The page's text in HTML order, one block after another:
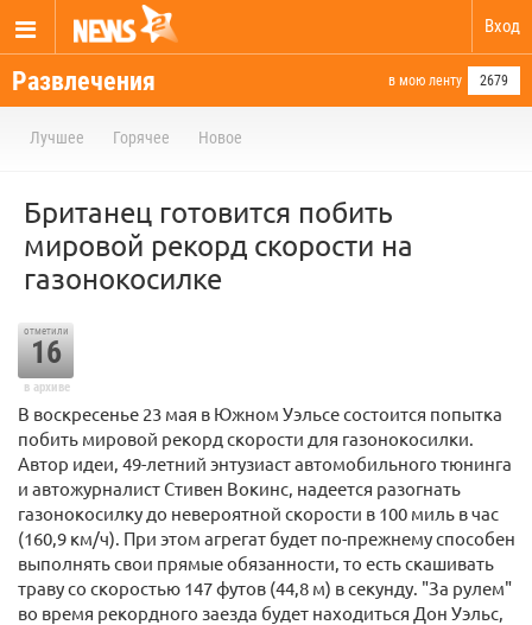
Вход
Развлечения в мою ленту 2679
Лучшее Горячее Новое
Британец готовится побить
мировой рекорд скорости на
газонокосилке
отметили
16
в архиве
В воскресенье 23 мая в Южном Уэльсе состоится попытка
побить мировой рекорд скорости для газонокосилки.
Автор идеи, 49-летний энтузиаст автомобильного тюнинга
и автожурналист Стивен Вокинс, надеется разогнать
газонокосилку до невероятной скорости в 100 миль в час
(160,9 км/ч). При этом агрегат будет по-прежнему способен
выполнять свои прямые обязанности, то есть скашивать
траву со скоростью 147 футов (44,8 м) в секунду. "За рулем"
во время рекордного заезда будет находиться Дон Уэльс,